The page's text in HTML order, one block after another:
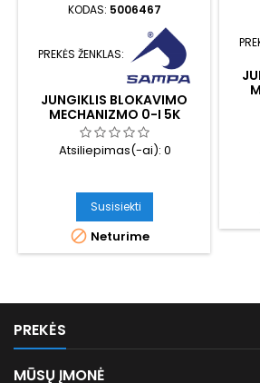
KODAS: 5006467
PREKĖS ŽENKLAS:
JUNGIKLIS BLOKAVIMO
MECHANIZMO 0-I 5K
Atsiliepimas(-ai): 0
Susisiekti
 Neturime
PREKĖS
MŪSŲ ĮMONĖ